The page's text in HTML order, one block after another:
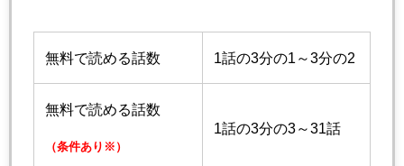
無料で読める話数 1話の3分の1～3分の2
無料で読める話数
（条件あり※）
1話の3分の3～31話